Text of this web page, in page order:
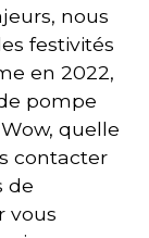
nous
festivités
en 2022,
pompe
quelle
contacter
de
vous